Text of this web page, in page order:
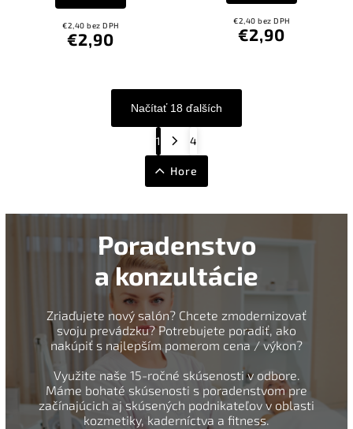
€2,40 bez DPH
€2,90
€2,40 bez DPH
€2,90
Načítať 18 ďalších
1 4
Hore
Poradenstvo
a konzultácie
Zriaďujete nový salón? Chcete zmodernizovať
svoju prevádzku? Potrebujete poradiť, ako
nakúpiť s najlepším pomerom cena / výkon?
Využite naše 15-ročné skúsenosti v odbore.
Máme bohaté skúsenosti s poradenstvom pre
začínajúcich aj skúsených podnikateľov v oblasti
kozmetiky, kaderníctva a fitness.